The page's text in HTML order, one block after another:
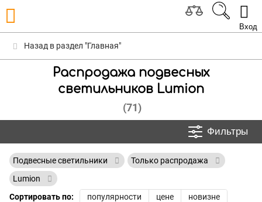
Вход
Назад в раздел "Главная"
Распродажа подвесных
светильников Lumion
(71)
Фильтры
Подвесные светильники
Только распродажа
Lumion
Сортировать по:
популярности цене новизне